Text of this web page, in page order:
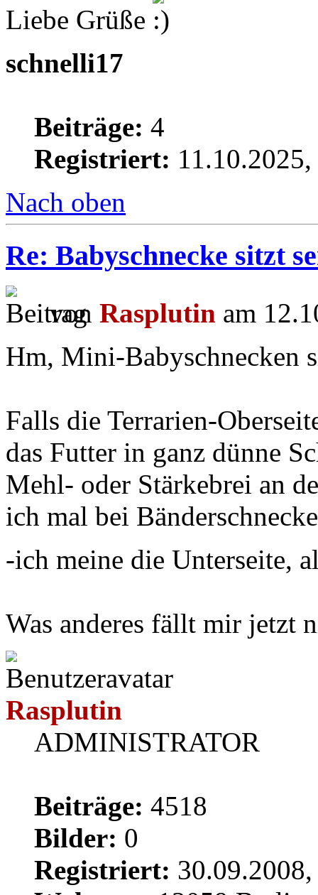
Liebe Grüße
schnelli17
Beiträge: 4
Registriert:
Nach oben
Re: Babyschnecke sitzt
von Rasplutin am
Hm, Mini-Babyschnecken
Falls die Terrarien-
das Futter in ganz dünne
Mehl- oder Stärkebrei an
ich mal bei
-ich meine die Unterseite,
Was anderes fällt mir jetzt
Rasplutin
ADMINISTRATOR
Beiträge: 4518
Bilder: 0
Registriert: